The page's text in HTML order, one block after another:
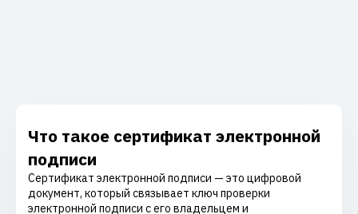
Что такое сертификат электронной
подписи
Сертификат электронной подписи — это цифровой
документ, который связывает ключ проверки
электронной подписи с его владельцем и